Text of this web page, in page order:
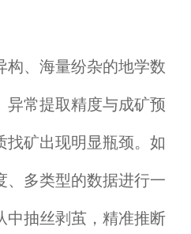
构、海量纷杂的地学数
异常提取精度与成矿预
找矿出现明显瓶颈。如
、多类型的数据进行一
中抽丝剥茧，精准推断